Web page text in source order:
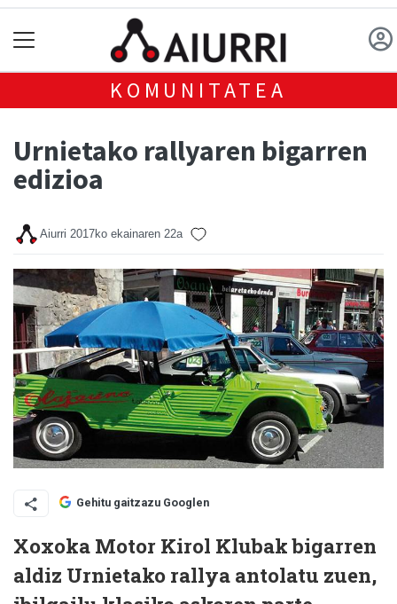
KOMUNITATEA
Urnietako rallyaren bigarren
edizioa
Aiurri 2017ko ekainaren 22a
Gehitu gaitzazu Googlen
Xoxoka Motor Kirol Klubak bigarren
aldiz Urnietako rallya antolatu zuen,